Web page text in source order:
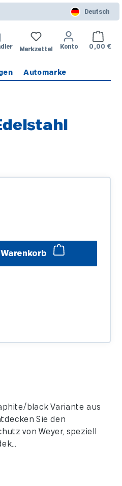
Deutsch
Merkzettel Konto 0,00 €
Automarke
Wert
Warenkorb
black Variante aus
Sie den
von Weyer, speziell